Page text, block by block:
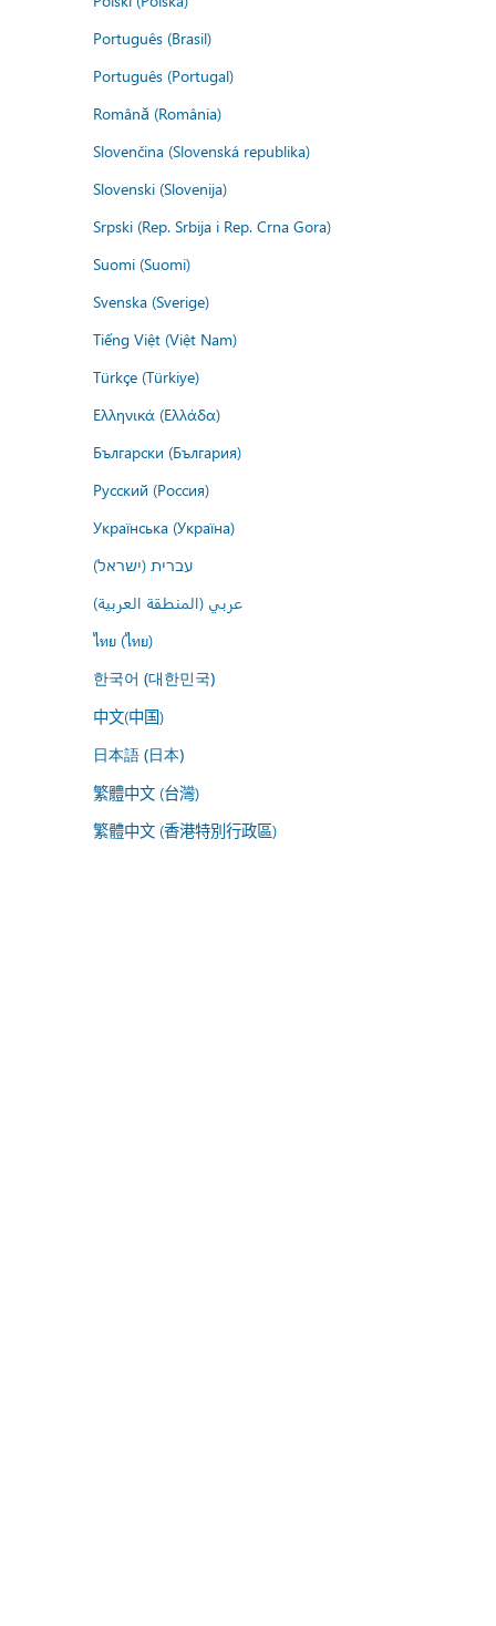
Português (Brasil)
Português (Portugal)
Română (România)
Slovenčina (Slovenská republika)
Slovenski (Slovenija)
Srpski (Rep. Srbija i Rep. Crna Gora)
Suomi (Suomi)
Svenska (Sverige)
Tiếng Việt (Việt Nam)
Türkçe (Türkiye)
Ελληνικά (Ελλάδα)
Български (България)
Русский (Россия)
Українська (Україна)
עברית (ישראל)
عربي (المنطقة العربية)
ไทย (ไทย)
한국어 (대한민국)
中文(中国)
日本語 (日本)
繁體中文 (台灣)
繁體中文 (香港特別行政區)